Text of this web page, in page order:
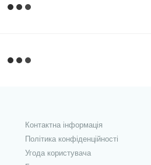
Контактна інформація
Політика конфіденційності
Угода користувача